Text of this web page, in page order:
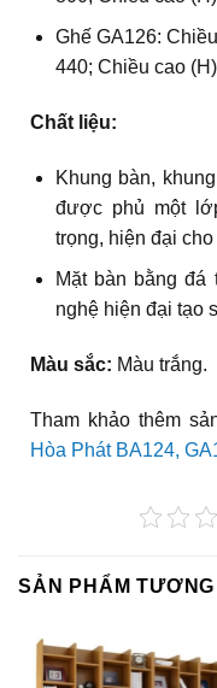
Ghế GA126:
440; Chiều cao
Chất liệu:
Khung bàn,
được phủ một
trọng, hiện đại
Mặt bàn bằng
nghệ hiện đại tạo
Màu sắc: Màu trắng.
Tham khảo thêm
Hòa Phát BA124,
SẢN PHẨM